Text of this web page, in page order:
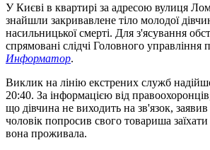
У Києві в квартирі за адресою вулиця
знайшли закривавлене тіло молодої
насильницької смерті. Для з'ясування
спрямовані слідчі Головного управління
Информатор.
Виклик на лінію екстрених служб
20:40. За інформацією від
що дівчина не виходить на зв'язок, заявив
чоловік попросив свого товариша
вона проживала.